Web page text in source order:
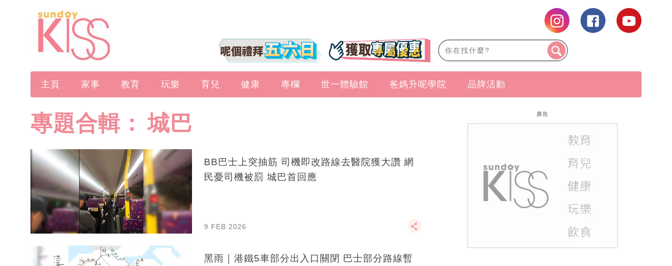
主頁 家事 教育 玩樂 育兒 健康 專欄 世一體驗館 爸媽升呢學院 品牌活動
專題合輯： 城巴
BB巴士上突抽筋 司機即改路線去醫院獲大讚 網
民憂司機被罰 城巴首回應
9 FEB 2026
黑雨｜港鐵5車部分出入口關閉 巴士部分路線暫
廣告